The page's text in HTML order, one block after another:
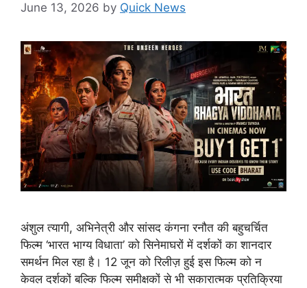
June 13, 2026 by Quick News
अंशुल त्यागी, अभिनेत्री और सांसद कंगना रनौत की बहुचर्चित
फिल्म ‘भारत भाग्य विधाता’ को सिनेमाघरों में दर्शकों का शानदार
समर्थन मिल रहा है। 12 जून को रिलीज़ हुई इस फिल्म को न
केवल दर्शकों बल्कि फिल्म समीक्षकों से भी सकारात्मक प्रतिक्रिया